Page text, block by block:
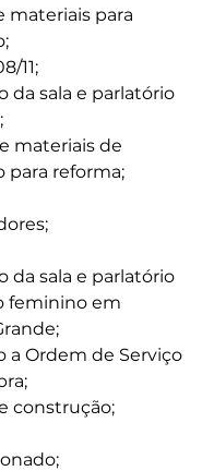
materiais para
11;
da sala e parlatório
para reforma;
da sala e parlatório
feminino em
a Ordem de Serviço
construção;